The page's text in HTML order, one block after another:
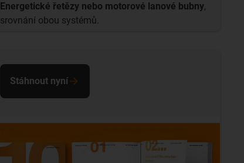
Energetické řetězy nebo motorové lanové bubny,
srovnání obou systémů.
Stáhnout nyní